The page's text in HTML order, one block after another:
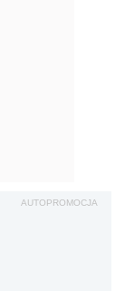
AUTOPROMOCJA